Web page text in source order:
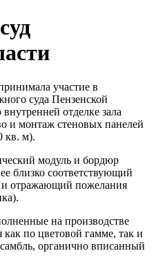
участие в
суда Пензенской
отделке зала
и монтаж стеновых панелей
кв. м).
модуль и бордюр
близко соответствующий
отражающий пожелания
на производстве
по цветовой гамме, так и
органично вписанный